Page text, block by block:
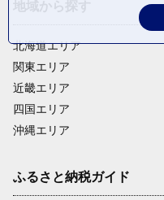
北海道エリア
関東エリア
近畿エリア
四国エリア
沖縄エリア
ふるさと納税ガイド